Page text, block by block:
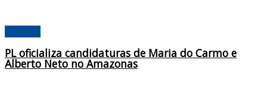
PL oficializa candidaturas de Maria do Carmo e
Alberto Neto no Amazonas